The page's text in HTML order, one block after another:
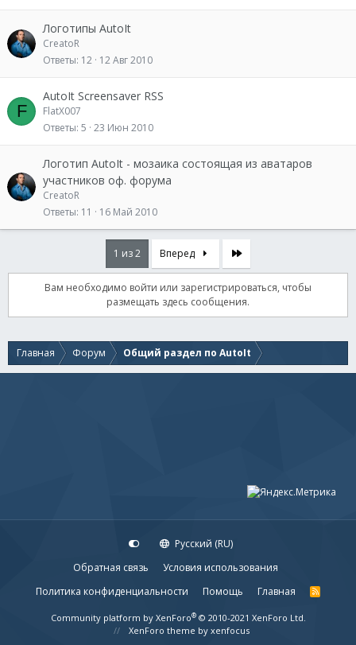
Логотипы AutoIt
CreatoR
Ответы 12 12 Авг 2010
F
AutoIt Screensaver RSS
FlatX007
Ответы 5 23 Июн 2010
Логотип AutoIt - мозаика состоящая из аватаров
участников оф. форума
CreatoR
Ответы 11 16 Май 2010
1 из 2 Вперед Последняя
Вам необходимо войти или зарегистрироваться, чтобы
размещать здесь сообщения.
Главная Форум Общий раздел по AutoIt
Русский (RU)
Обратная связь
Условия использования
Политика конфиденциальности
Помощь Главная
R
S
Community platform by XenForo® © 2010-2021 XenForo Ltd.
XenForo theme by xenfocus